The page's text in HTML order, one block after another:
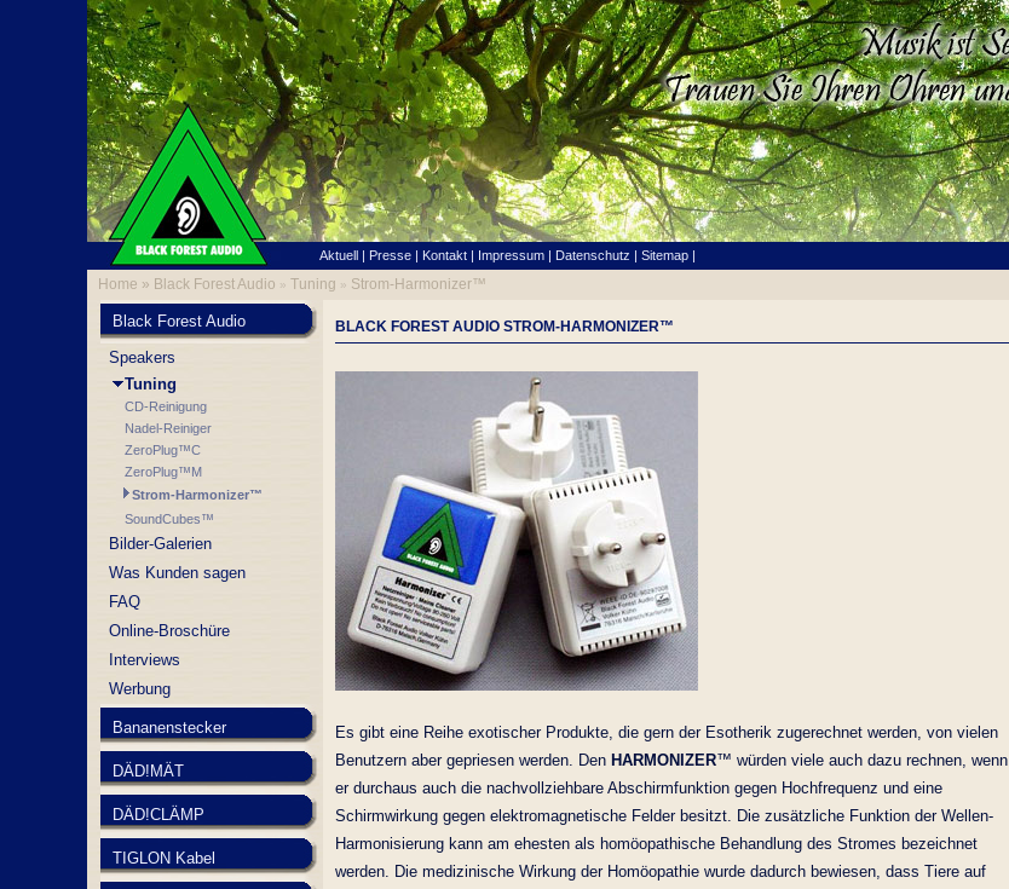
Aktuell | Presse | Kontakt | Impressum | Datenschutz | Sitemap |
Home » Black Forest Audio » Tuning » Strom-Harmonizer™
Black Forest Audio
Speakers
Tuning
CD-Reinigung
Nadel-Reiniger
ZeroPlug™C
ZeroPlug™M
Strom-Harmonizer™
SoundCubes™
Bilder-Galerien
Was Kunden sagen
FAQ
Online-Broschüre
Interviews
Werbung
Bananenstecker
DÄD!MÄT
DÄD!CLÄMP
TIGLON Kabel
BLACK FOREST AUDIO STROM-HARMONIZER™
Es gibt eine Reihe exotischer Produkte, die gern der Esotherik zugerechnet werden, von vielen
Benutzern aber gepriesen werden. Den HARMONIZER™ würden viele auch dazu rechnen, wenn
er durchaus auch die nachvollziehbare Abschirmfunktion gegen Hochfrequenz und eine
Schirmwirkung gegen elektromagnetische Felder besitzt. Die zusätzliche Funktion der Wellen-
Harmonisierung kann am ehesten als homöopathische Behandlung des Stromes bezeichnet
werden. Die medizinische Wirkung der Homöopathie wurde dadurch bewiesen, dass Tiere auf